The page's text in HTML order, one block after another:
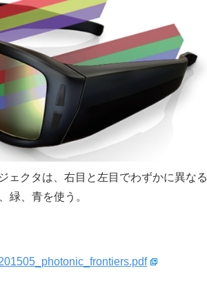
クタは、右目と左目でわずかに異なる
緑、青を使う。